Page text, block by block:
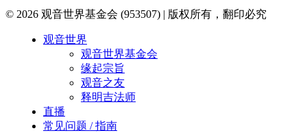
© 2026 观音世界基金会 (953507) | 版权所有，翻印必究
观音世界
观音世界基金会
缘起宗旨
观音之友
释明吉法师
直播
常见问题 / 指南